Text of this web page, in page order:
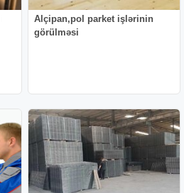
Alçipan,pol parket işlərinin
görülməsi